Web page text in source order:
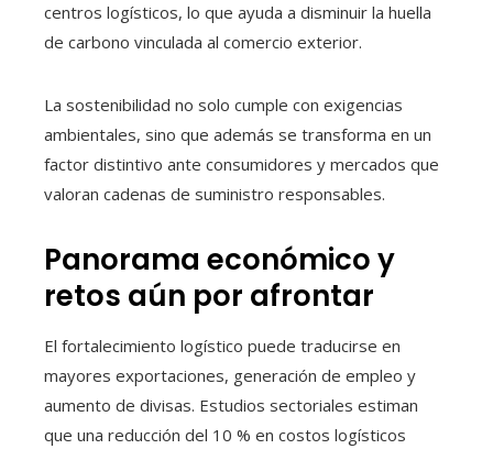
centros logísticos, lo que ayuda a disminuir la huella
de carbono vinculada al comercio exterior.
La sostenibilidad no solo cumple con exigencias
ambientales, sino que además se transforma en un
factor distintivo ante consumidores y mercados que
valoran cadenas de suministro responsables.
Panorama económico y
retos aún por afrontar
El fortalecimiento logístico puede traducirse en
mayores exportaciones, generación de empleo y
aumento de divisas. Estudios sectoriales estiman
que una reducción del 10 % en costos logísticos